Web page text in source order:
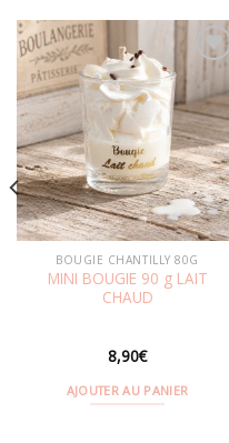
Ajouter
à la
wishlist
BOUGIE CHANTILLY 80G
MINI BOUGIE 90 g LAIT
CHAUD
8,90€
AJOUTER AU PANIER